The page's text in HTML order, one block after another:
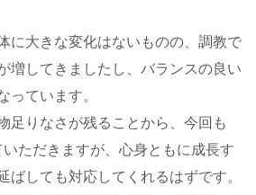
に大きな変化はないものの、調教で
増してきましたし、バランスの良い
っています。
足りなさが残ることから、今回も
ただきますが、心身ともに成長す
ばしても対応してくれるはずです。